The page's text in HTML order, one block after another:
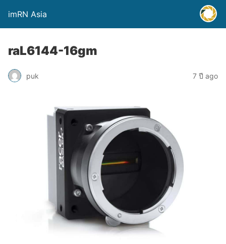
imRN Asia
raL6144-16gm
puk 7 ปี ago